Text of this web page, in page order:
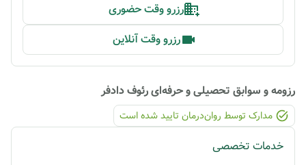
رزرو وقت حضوری
رزرو وقت آنلاین
رزومه و سوابق تحصیلی و حرفه‌ایرئوف دادفر
مدارک توسط روان‌درمان تایید شده ‌است
خدمات تخصصی